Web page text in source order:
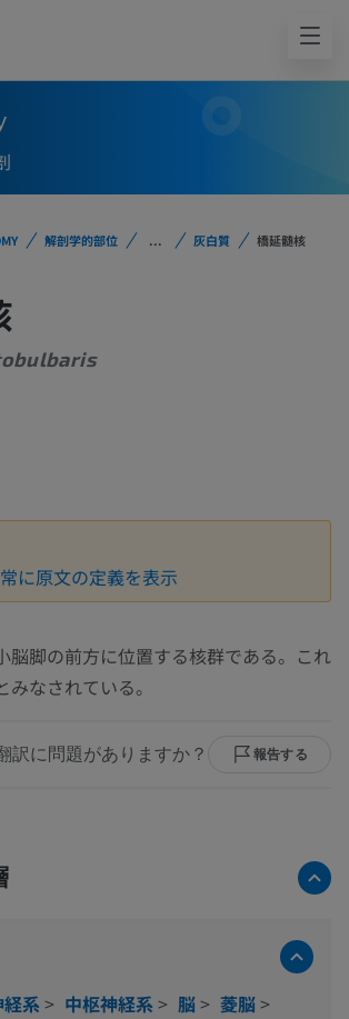
解剖学的部位 ... 灰白質 橋延髄核
常に原文の定義を表示
脳脚の前方に位置する核群である。これ
なされている。
訳に問題がありますか？ 報告する
系> 中枢神経系> 脳> 菱脳>